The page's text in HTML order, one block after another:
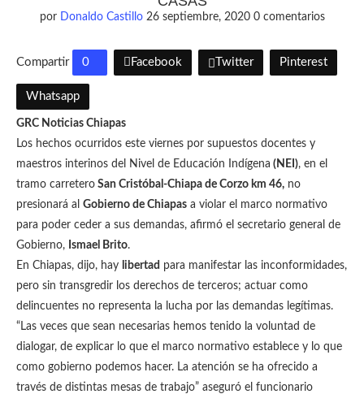
por Donaldo Castillo 26 septiembre, 2020 0 comentarios
Compartir 0 Facebook Twitter Pinterest
Whatsapp
GRC Noticias Chiapas
Los hechos ocurridos este viernes por supuestos docentes y
maestros interinos del Nivel de Educación Indígena (NEI), en el
tramo carretero San Cristóbal-Chiapa de Corzo km 46, no
presionará al Gobierno de Chiapas a violar el marco normativo
para poder ceder a sus demandas, afirmó el secretario general de
Gobierno, Ismael Brito.
En Chiapas, dijo, hay libertad para manifestar las inconformidades,
pero sin transgredir los derechos de terceros; actuar como
delincuentes no representa la lucha por las demandas legítimas.
“Las veces que sean necesarias hemos tenido la voluntad de
dialogar, de explicar lo que el marco normativo establece y lo que
como gobierno podemos hacer. La atención se ha ofrecido a
través de distintas mesas de trabajo” aseguró el funcionario